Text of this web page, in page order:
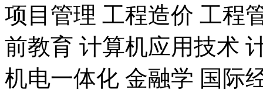
项目管理 工程造价 工程
前教育 计算机应用技术
机电一体化 金融学 国际